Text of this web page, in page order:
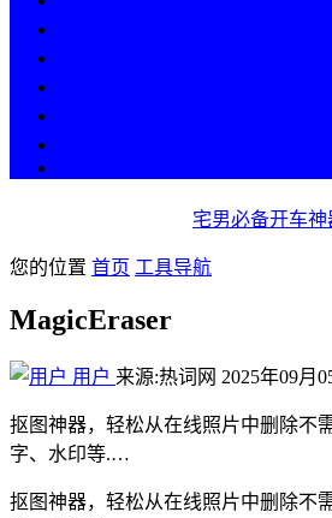
宅男必备开车神
您的位置 首页 工具导航
MagicEraser
用户 来源:热词网 2025年09月
抠图神器，轻松从在线照片中删除不
字、水印等.…
抠图神器，轻松从在线照片中删除不